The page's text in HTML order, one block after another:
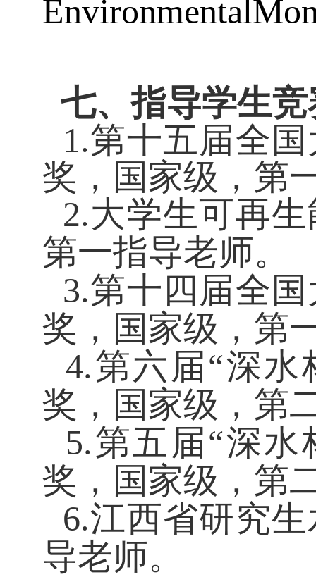
七、指导学生竞
1.第十五届全
奖，国家级，第
2.大学生可再
第一指导老师。
3.第十四届全
奖，国家级，第
4.第六届“深水
奖，国家级，第
5.第五届“深水
奖，国家级，第
6.江西省研究
导老师。